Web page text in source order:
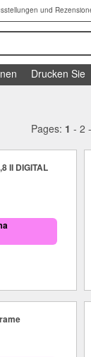
und
Drucken Sie
Pages: 1 - 2 -